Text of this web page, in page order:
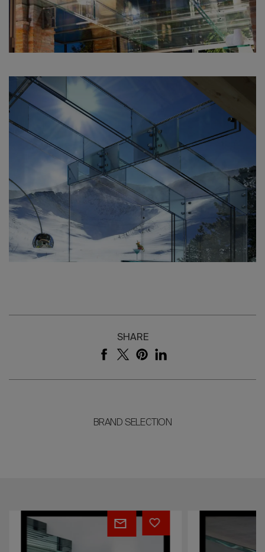
SHARE
BRAND SELECTION
Layers Contrast